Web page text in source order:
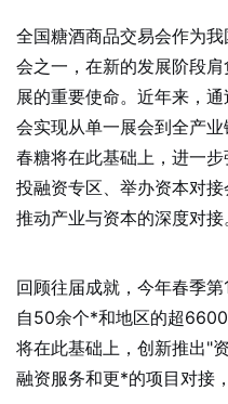
全国糖酒商品交易会作为
会之一，在新的发展阶段
展的重要使命。近年来，
会实现从单一展会到全产
春糖将在此基础上，进一
投融资专区、举办资本对
推动产业与资本的深度对接
回顾往届成就，今年春季
自50余个*和地区的超
将在此基础上，创新推出"
融资服务和更*的项目对接